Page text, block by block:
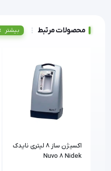
محصولات مرتبط بیشتر
اکسیژن ساز 8 لیتری نایدک
Nuvo 8 Nidek